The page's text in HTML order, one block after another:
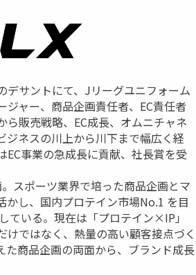
デサントにて、Jリーグユニフォーム
ジャー、商品企画責任者、EC責任者
ら販売戦略、EC成⾧、オムニチャネ
ジネスの川上から川下まで幅広く経
EC事業の急成⾧に貢献、社⾧賞を受
スポーツ業界で培った商品企画とマ
かし、国内プロテイン市場No.1 を目
ている。現在は「プロテイン×IP」
けではなく、熱量の高い顧客接点づく
た商品企画の両面から、ブランド成⾧